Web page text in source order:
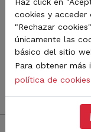
Sigue de cerca
Aragón. Aquí
competiciones,
mucho más.
no te pierdas
cookies y
"Rechazar
únicamente las
básico del sitio
Para obtener más
política de cookies